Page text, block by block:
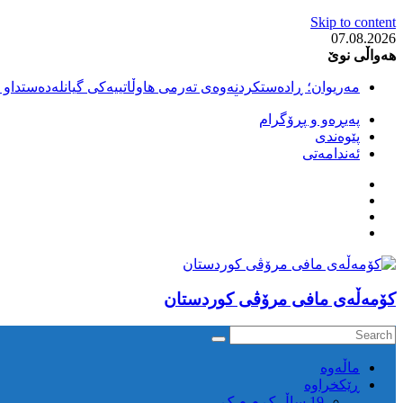
Skip to content
07.08.2026
هەواڵی نوێ
مەریوان؛ ڕادەستکردنەوەی تەرمی هاوڵاتییەکی
سەقز؛ دەسبەسەری دوو گەنج لەلایەن هێزە ئەمنییەکانی
کوژرانی هاوڵاتییەکی خەڵکی سەردەشت لە کاتی کۆڵبەری لە
مەریوان و ڕوانسەر؛ کوژرانی دوو هاوڵاتی لە کاتی
پەیڕەو و پڕۆگرام
پێوەندی
ئەندامەتی
كۆمه‌ڵه‌ی مافی مرۆڤی کوردستان
ماڵه‌وه‌
ڕێکخراوە